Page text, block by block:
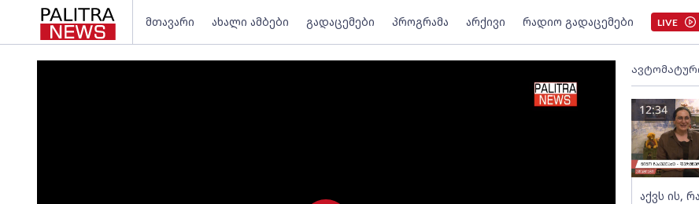
მთავარი ახალი ამბები გადაცემები პროგრამა არქივი რადიო გადაცემები LIVE
აქვს ის,
12:34